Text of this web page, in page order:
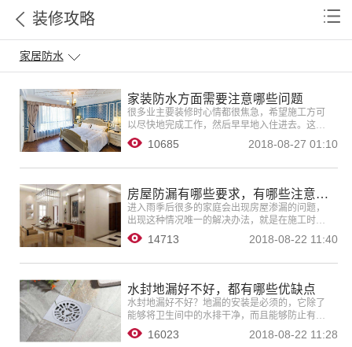
装修攻略
家居防水
家装防水方面需要注意哪些问题
很多业主要装修时心情都很焦急，希望施工方可
以尽快地完成工作，然后早早地入住进去。这种
心情是可以理解的，但是还是奉劝广大业主，这
种做法看似合理，其实有很大的危险性。
10685 2018-08-27 01:10
房屋防漏有哪些要求，有哪些注意事项
进入雨季后很多的家庭会出现房屋渗漏的问题，
出现这种情况唯一的解决办法，就是在施工时注
意用防水材料进行阻漏。
14713 2018-08-22 11:40
水封地漏好不好，都有哪些优缺点
水封地漏好不好？地漏的安装是必须的，它除了
能够将卫生间中的水排干净，而且能够防止有臭
气遗留，让我们的生活空间更加洁净。而且地漏
也是无处不在的。
16023 2018-08-22 11:28